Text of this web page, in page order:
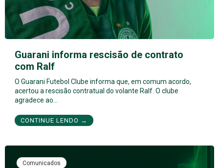
Guarani informa rescisão de contrato
com Ralf
O Guarani Futebol Clube informa que, em comum acordo,
acertou a rescisão contratual do volante Ralf. O clube
agradece ao…
CONTINUE LENDO →
Comunicados